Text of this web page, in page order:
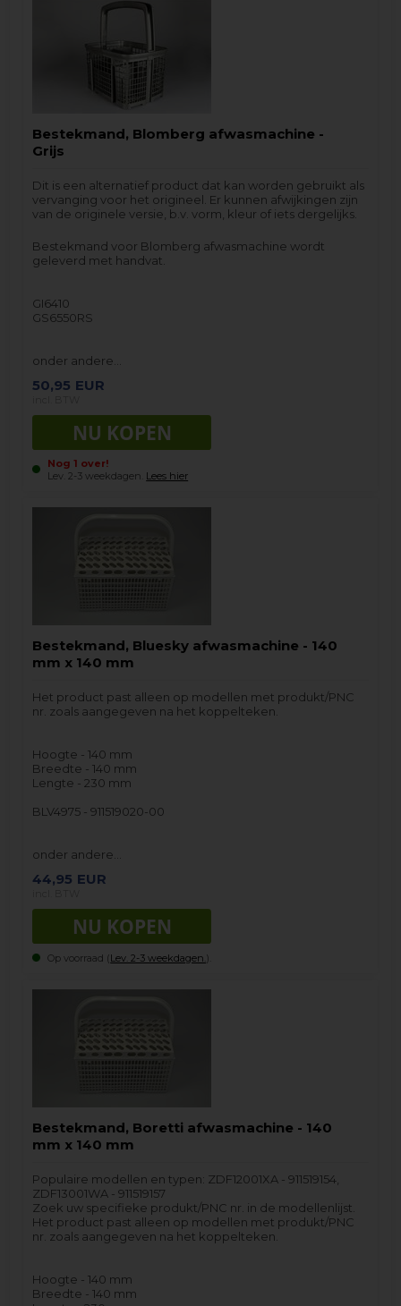
Bestekmand, Blomberg afwasmachine -
Grijs
Dit is een alternatief product dat kan worden gebruikt als
vervanging voor het origineel. Er kunnen afwijkingen zijn
van de originele versie, b.v. vorm, kleur of iets dergelijks.
Bestekmand voor Blomberg afwasmachine wordt
geleverd met handvat.
GI6410
GS6550RS
onder andere…
50,95 EUR
Nog 1 over!
Lev. 2-3 weekdagen. Lees hier
Bestekmand, Bluesky afwasmachine - 140
mm x 140 mm
Het product past alleen op modellen met produkt/PNC
nr. zoals aangegeven na het koppelteken.
Hoogte - 140 mm
Breedte - 140 mm
Lengte - 230 mm
BLV4975 - 911519020-00
onder andere…
44,95 EUR
Op voorraad (Lev. 2-3 weekdagen. ).
Bestekmand, Boretti afwasmachine - 140
mm x 140 mm
Populaire modellen en typen: ZDF12001XA - 911519154,
ZDF13001WA - 911519157
Zoek uw specifieke produkt/PNC nr. in de modellenlijst.
Het product past alleen op modellen met produkt/PNC
nr. zoals aangegeven na het koppelteken.
Hoogte - 140 mm
Breedte - 140 mm